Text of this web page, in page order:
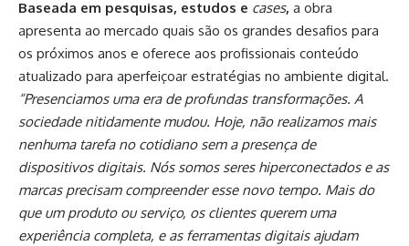
Baseada em pesquisas, estudos e cases, a obra
apresenta ao mercado quais são os grandes desafios para
os próximos anos e oferece aos profissionais conteúdo
atualizado para aperfeiçoar estratégias no ambiente digital.
“Presenciamos uma era de profundas transformações. A
sociedade nitidamente mudou. Hoje, não realizamos mais
nenhuma tarefa no cotidiano sem a presença de
dispositivos digitais. Nós somos seres hiperconectados e as
marcas precisam compreender esse novo tempo. Mais do
que um produto ou serviço, os clientes querem uma
experiência completa, e as ferramentas digitais ajudam